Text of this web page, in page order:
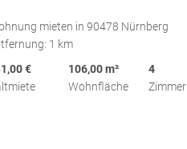
mieten in 90478 Nürnberg
1 km
€
106,00 m²
Wohnfläche
4
Zimmer